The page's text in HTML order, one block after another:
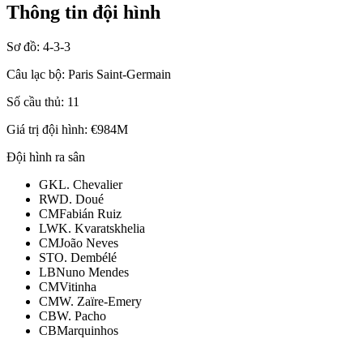
Thông tin đội hình
Sơ đồ: 4-3-3
Câu lạc bộ: Paris Saint-Germain
Số cầu thủ: 11
Giá trị đội hình: €984M
Đội hình ra sân
GKL. Chevalier
RWD. Doué
CMFabián Ruiz
LWK. Kvaratskhelia
CMJoão Neves
STO. Dembélé
LBNuno Mendes
CMVitinha
CMW. Zaïre-Emery
CBW. Pacho
CBMarquinhos